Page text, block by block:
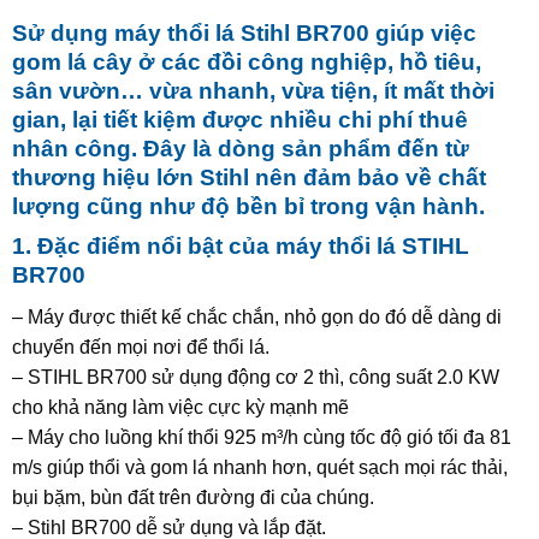
Sử dụng máy thổi lá Stihl BR700 giúp việc
gom lá cây ở các đồi công nghiệp, hồ tiêu,
sân vườn… vừa nhanh, vừa tiện, ít mất thời
gian, lại tiết kiệm được nhiều chi phí thuê
nhân công. Đây là dòng sản phẩm đến từ
thương hiệu lớn Stihl nên đảm bảo về chất
lượng cũng như độ bền bỉ trong vận hành.
1. Đặc điểm nổi bật của máy thổi lá STIHL
BR700
– Máy được thiết kế chắc chắn, nhỏ gọn do đó dễ dàng di
chuyển đến mọi nơi để thổi lá.
– STIHL BR700 sử dụng động cơ 2 thì, công suất 2.0 KW
cho khả năng làm việc cực kỳ mạnh mẽ
– Máy cho luồng khí thổi 925 m³/h cùng tốc độ gió tối đa 81
m/s giúp thổi và gom lá nhanh hơn, quét sạch mọi rác thải,
bụi bặm, bùn đất trên đường đi của chúng.
– Stihl BR700 dễ sử dụng và lắp đặt.